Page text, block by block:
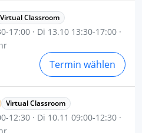
Virtual Classroom
17:00 · Di 13.10 13:30-17:00 ·
Termin wählen
Virtual Classroom
12:30 · Di 10.11 09:00-12:30 ·